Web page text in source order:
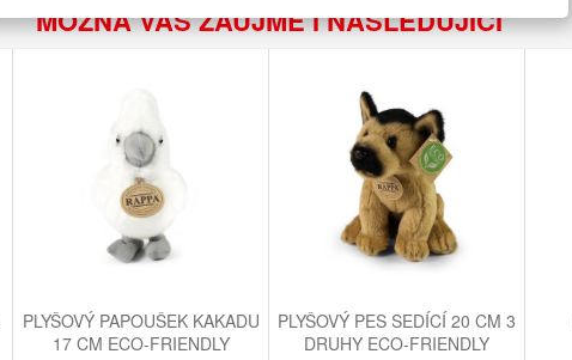
MOŽNÁ VÁS ZAUJME I NÁSLEDUJÍCÍ
PLYŠOVÝ PAPOUŠEK KAKADU
17 CM ECO-FRIENDLY
PLYŠOVÝ PES SEDÍCÍ 20 CM 3
DRUHY ECO-FRIENDLY